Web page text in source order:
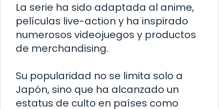
La serie ha sido adaptada al anime,
películas live-action y ha inspirado
numerosos videojuegos y productos
de merchandising.
Su popularidad no se limita solo a
Japón, sino que ha alcanzado un
estatus de culto en países como